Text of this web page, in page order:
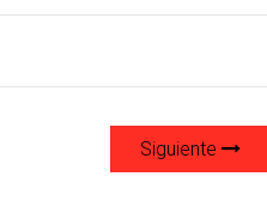
Siguiente